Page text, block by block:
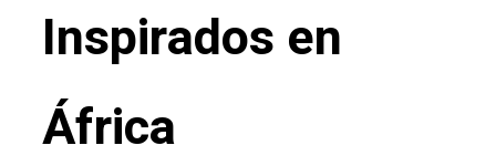
Inspirados en
África